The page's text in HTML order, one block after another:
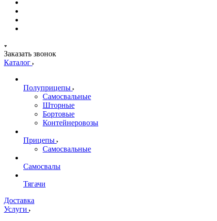
Заказать звонок
Каталог
Полуприцепы
Самосвальные
Шторные
Бортовые
Контейнеровозы
Прицепы
Самосвальные
Самосвалы
Тягачи
Доставка
Услуги